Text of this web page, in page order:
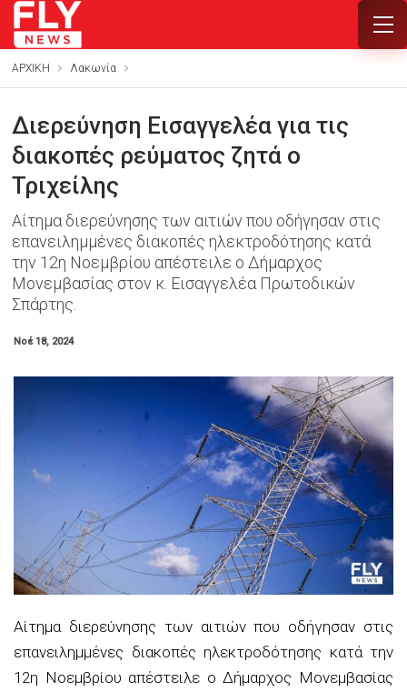
ΑΡΧΙΚΗ Λακωνία
Διερεύνηση Εισαγγελέα για τις
διακοπές ρεύματος ζητά ο
Τριχείλης
Αίτημα διερεύνησης των αιτιών που οδήγησαν στις
επανειλημμένες διακοπές ηλεκτροδότησης κατά
την 12η Νοεμβρίου απέστειλε ο Δήμαρχος
Μονεμβασίας στον κ. Εισαγγελέα Πρωτοδικών
Σπάρτης.
Νοέ 18, 2024
Αίτημα διερεύνησης των αιτιών που οδήγησαν στις
επανειλημμένες διακοπές ηλεκτροδότησης κατά την
12η Νοεμβρίου απέστειλε ο Δήμαρχος Μονεμβασίας